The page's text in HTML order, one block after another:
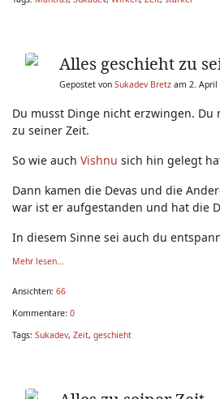
Alles geschieht zu
Gepostet von Sukadev Bretz am 2. April
Du musst Dinge nicht erzwingen.
zu seiner Zeit.
So wie auch Vishnu sich hin gelegt
Dann kamen die Devas und die
war ist er aufgestanden und hat die
In diesem Sinne sei auch du
Mehr lesen...
Ansichten: 66
Kommentare: 0
Tags: Sukadev, Zeit, geschieht